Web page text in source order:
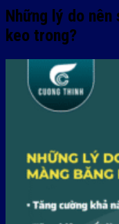
Những lý do nên
keo trong?